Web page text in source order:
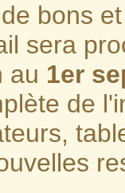
bons
sera
au 1er
de